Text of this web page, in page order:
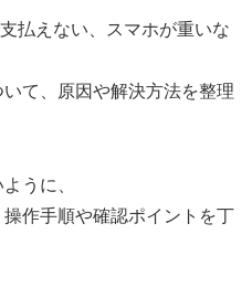
払えない、スマホが重いな
て、原因や解決方法を整理
うに、
作手順や確認ポイントを丁